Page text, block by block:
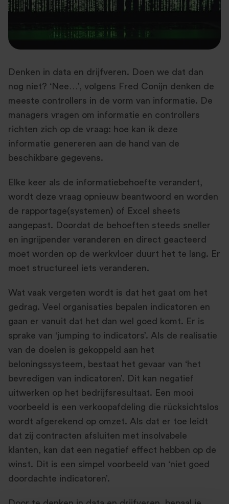
Denken in data en drijfveren. Doen we dat dan
nog niet? ‘Nee…’, volgens Fred Conijn denken de
meeste controllers in de vorm van informatie. De
managers vragen om informatie en controllers
richten zich op de vraag: hoe kan ik deze
informatie genereren aan de hand van de
beschikbare gegevens.
Elke keer als de informatiebehoefte verandert,
wordt deze vraag opnieuw beantwoord en worden
de rapportage(systemen) of Excel sheets
aangepast. Doordat de behoeften steeds sneller
en ingrijpender veranderen en direct geacteerd
moet worden op de werkvloer duurt het te lang. Er
moet structureel iets veranderen.
Wat vaak vergeten wordt is dat het gaat om het
gedrag. Veel organisaties bepalen indicatoren en
gaan er vanuit dat het dan wel goed komt. Er is
sprake van ‘jumping to indicators’. Als de realisatie
van de doelen is gekoppeld aan het
beloningssysteem, bestaat het gevaar van ‘het
bevredigen van indicatoren’. Dit kan negatief
uitwerken op het bedrijfsresultaat. Een mooi
voorbeeld is een verkoopafdeling die rücksichtslos
wordt afgerekend op omzet. Als dat er toe leidt
dat zij contracten afsluiten met insolvabele
klanten, kan dat een negatief effect hebben op de
winst. Dit is een simpel voorbeeld van ‘niet goed
doordachte indicatoren’.